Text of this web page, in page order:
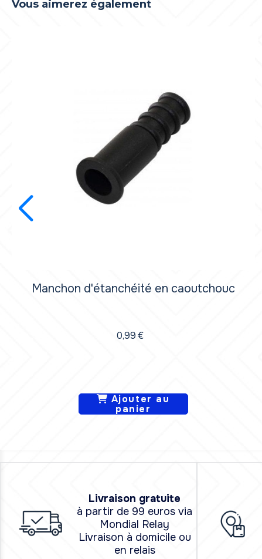
Vous aimerez également
Manchon d'étanchéité en caoutchouc
0,99€
Ajouter au
panier
Livraison gratuite
à partir de 99 euros via
Mondial Relay
Livraison à domicile ou
en relais